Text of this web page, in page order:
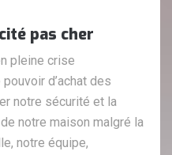
pas cher
pleine crise
d’achat des
notre sécurité et la
notre maison malgré la
notre équipe,